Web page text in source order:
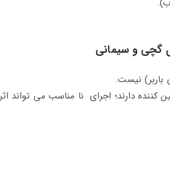
گچی و سیمانی
باربر) نیست.
دارند؛ اجرای نا مناسب می‌ تواند